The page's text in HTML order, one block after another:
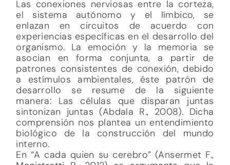
Las conexiones nerviosas entre la corteza,
el sistema autónomo y el límbico, se
enlazan en circuitos de acuerdo con
experiencias específicas en el desarrollo del
organismo. La emoción y la memoria se
asocian en forma conjunta, a partir de
patrones consistentes de conexión, debido
a estímulos ambientales, éste patrón de
desarrollo se resume de la siguiente
manera: Las células que disparan juntas
sintonizan juntas (Abdala R., 2008). Dicha
comprensión nos plantea un entendimiento
biológico de la construcción del mundo
interno.
En “A cada quien su cerebro” (Ansermet F.,